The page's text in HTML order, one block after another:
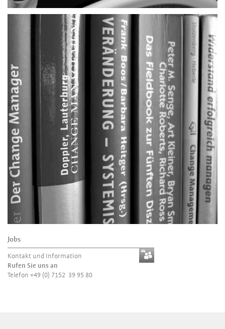
Jobs
Kontakt und Information
Rufen Sie uns an
Telefon +49 (0) 7152 39 95 80